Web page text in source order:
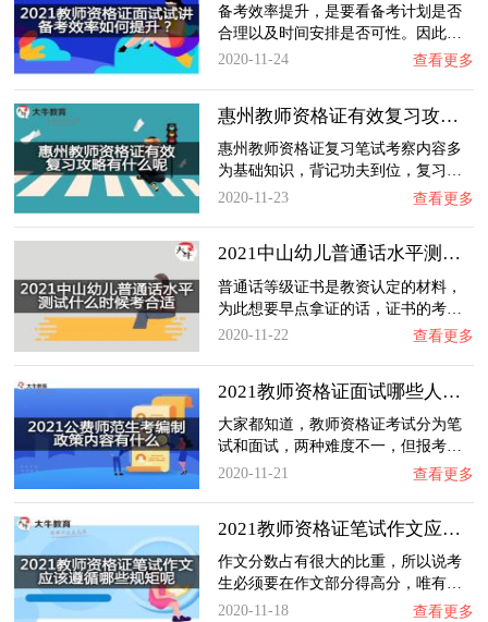
备考效率提升，是要看备考计划是否
合理以及时间安排是否可性。因此…
2020-11-24
查看更多
惠州教师资格证有效复习攻略有什么呢？
惠州教师资格证复习笔试考察内容多
为基础知识，背记功夫到位，复习…
2020-11-23
查看更多
2021中山幼儿普通话水平测试什么时候考合适？…
普通话等级证书是教资认定的材料，
为此想要早点拿证的话，证书的考…
2020-11-22
查看更多
2021教师资格证面试哪些人不能报考成功呢？
大家都知道，教师资格证考试分为笔
试和面试，两种难度不一，但报考…
2020-11-21
查看更多
2021教师资格证笔试作文应该遵循哪些规矩呢？…
作文分数占有很大的比重，所以说考
生必须要在作文部分得高分，唯有…
2020-11-18
查看更多